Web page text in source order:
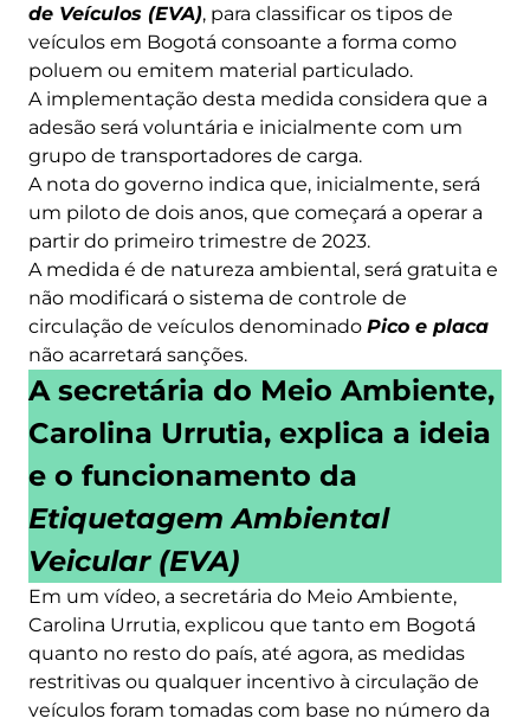
de Veículos (EVA), para classificar os tipos de
veículos em Bogotá consoante a forma como
poluem ou emitem material particulado.
A implementação desta medida considera que a
adesão será voluntária e inicialmente com um
grupo de transportadores de carga.
A nota do governo indica que, inicialmente, será
um piloto de dois anos, que começará a operar a
partir do primeiro trimestre de 2023.
A medida é de natureza ambiental, será gratuita e
não modificará o sistema de controle de
circulação de veículos denominado Pico e placa
não acarretará sanções.
A secretária do Meio Ambiente,
Carolina Urrutia, explica a ideia
e o funcionamento da
Etiquetagem Ambiental
Veicular (EVA)
Em um vídeo, a secretária do Meio Ambiente,
Carolina Urrutia, explicou que tanto em Bogotá
quanto no resto do país, até agora, as medidas
restritivas ou qualquer incentivo à circulação de
veículos foram tomadas com base no número da